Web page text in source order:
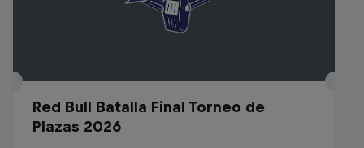
Red Bull Batalla Final Torneo de
Plazas 2026